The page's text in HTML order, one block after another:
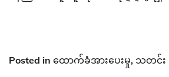
Posted in ထောက်ခံအားပေးမှု, သတင်း